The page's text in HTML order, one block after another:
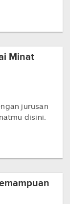
Minat
jurusan
disini.